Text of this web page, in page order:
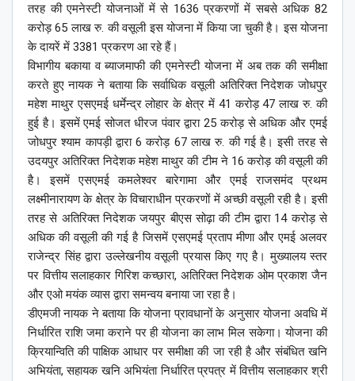
तरह की एमनेस्टी योजनाओं में से 1636 प्रकरणों में सबसे अधिक 82
करोड़ 65 लाख रु. की वसूली इस योजना में किया जा चुकी है। इस योजना
के दायरें में 3381 प्रकरण आ रहे हैं।
विभागीय बकाया व ब्याजमाफी की एमनेस्टी योजना में अब तक की समीक्षा
करते हुए नायक ने बताया कि सर्वाधिक वसूली अतिरिक्त निदेशक जोधपुर
महेश माथुर एसएमई धर्मेन्द्र लोहार के क्षेत्र में 41 करोड़ 47 लाख रु. की
हुई है। इसमें एमई सोजत धीरज पंवार द्वारा 25 करोड़ से अधिक और एमई
जोधपुर श्याम कापड़ी द्वारा 6 करोड़ 67 लाख रु. की गई है। इसी तरह से
उदयपुर अतिरिक्त निदेशक महेश माथुर की टीम ने 16 करोड़ की वसूली की
है। इसमें एसएमई कमलेश्वर बारेगामा और एमई राजसमंद प्रथम
लक्ष्मीनारायण के क्षेत्र के विचाराधीन प्रकरणों में अच्छी वसूली रही है। इसी
तरह से अतिरिक्त निदेशक जयपुर बीएस सोढ़ा की टीम द्वारा 14 करोड़ से
अधिक की वसूली की गई है जिसमें एसएमई प्रताप मीणा और एमई अलवर
राजेन्द्र सिंह द्वारा उल्लेखनीय वसूली प्रयास किए गए है। मुख्यालय स्तर
पर वित्तीय सलाहकार गिरिश कच्छारा, अतिरिक्त निदेशक ओम प्रकाश जैन
और एओ मयंक व्यास द्वारा समन्वय बनाया जा रहा है।
डीएमजी नायक ने बताया कि योजना प्रावधानों के अनुसार योजना अवधि में
निर्धारित राशि जमा कराने पर ही योजना का लाभ मिल सकेगा। योजना की
क्रियान्विति की पाक्षिक आधार पर समीक्षा की जा रही है और संबंधित खनि
अभियंता, सहायक खनि अभियंता निर्धारित प्रपत्र में वित्तीय सलाहकार श्री